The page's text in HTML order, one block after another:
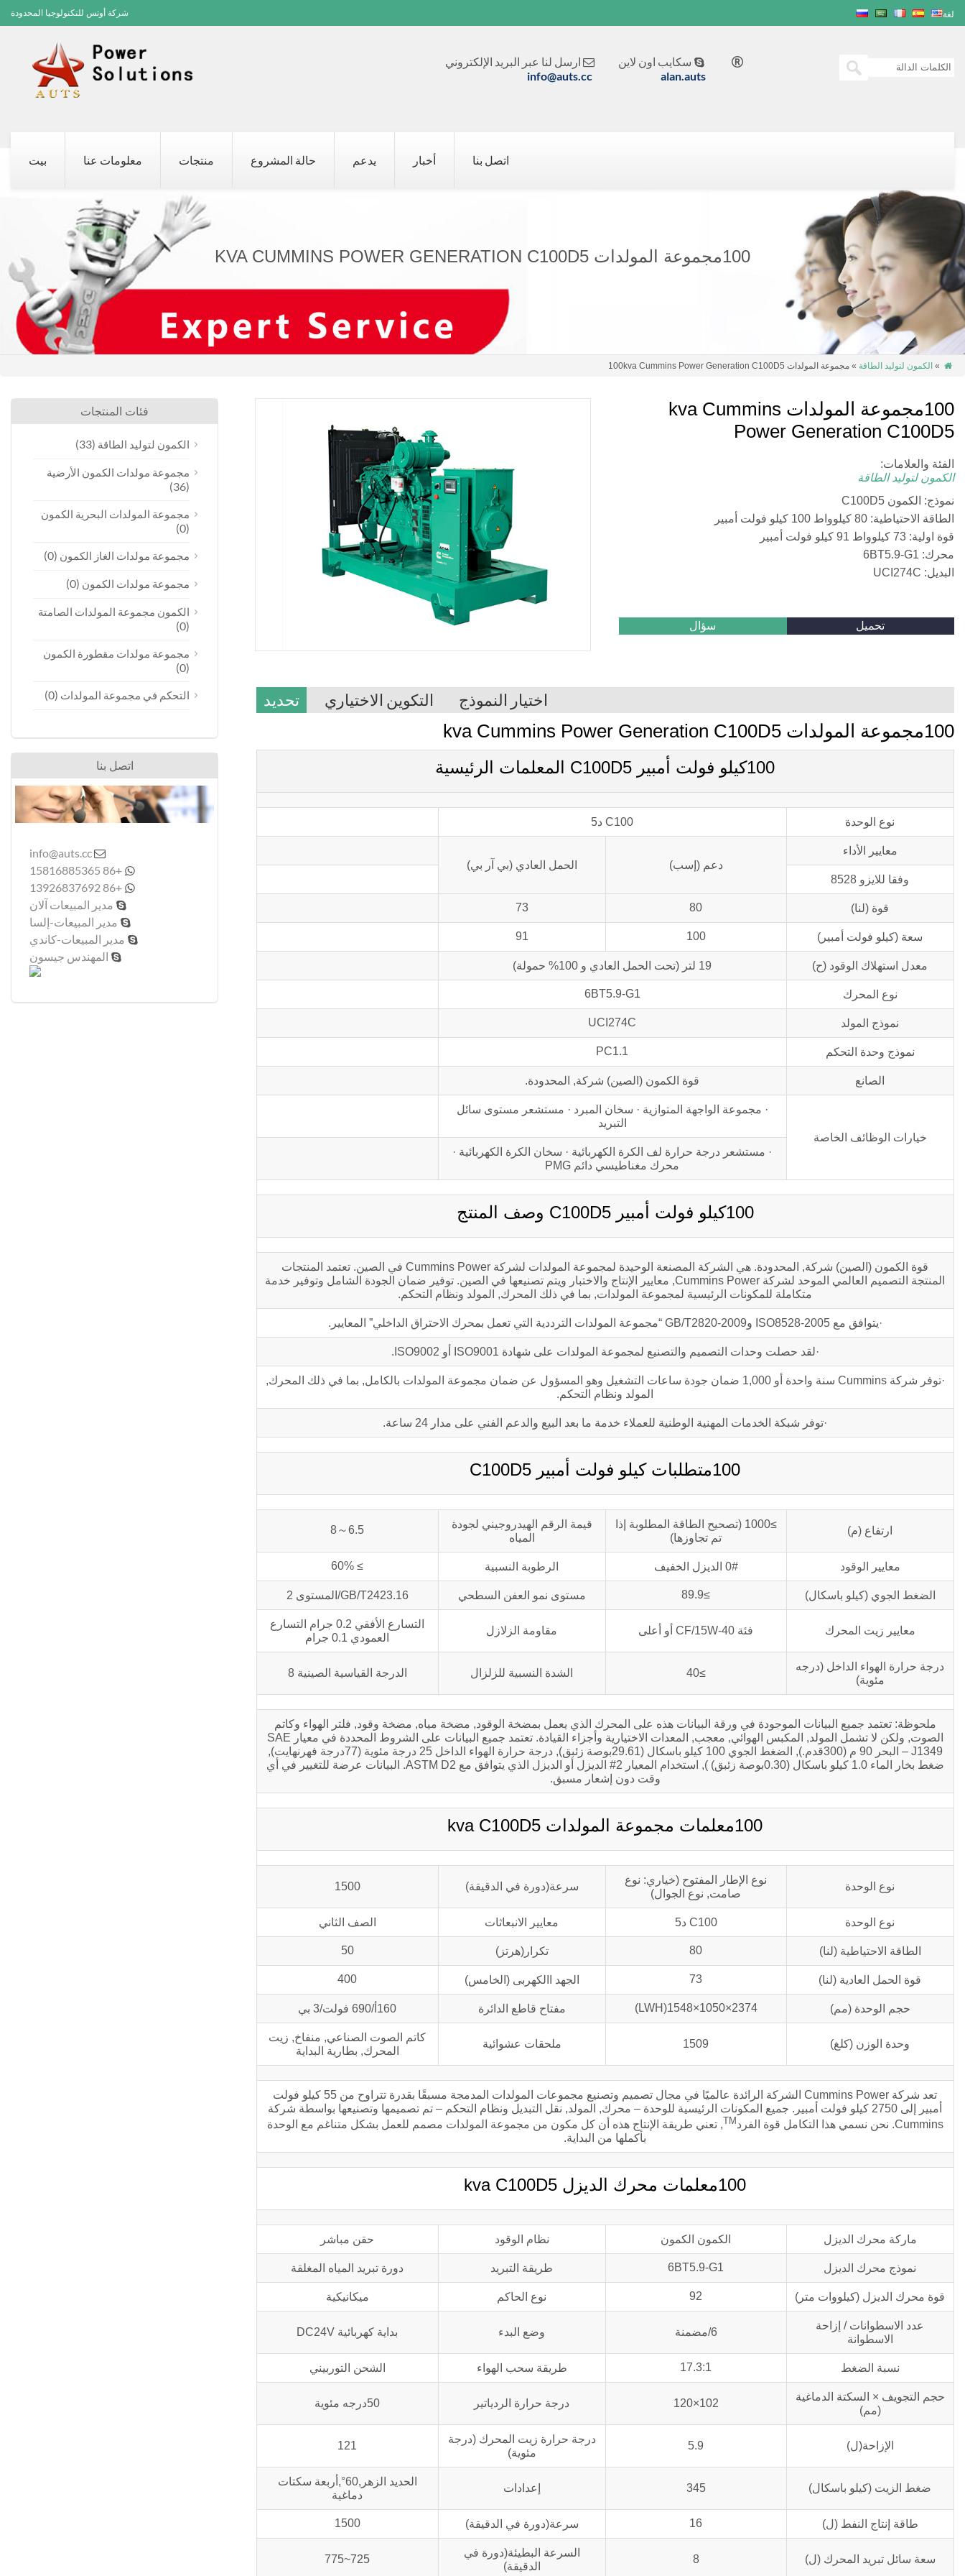
شركة أوتس للتكنولوجيا المحدودة لغة
 ارسل لنا عبر البريد الإلكتروني
info@auts.cc
 سكايب اون لاين
alan.auts

بيت معلومات عنا منتجات حالة المشروع يدعم أخبار اتصل بنا
100مجموعة المولدات KVA CUMMINS POWER GENERATION C100D5

» الكمون لتوليد الطاقة » مجموعة المولدات 100kva Cummins Power Generation C100D5
100مجموعة المولدات kva Cummins
Power Generation C100D5
الفئة والعلامات:
الكمون لتوليد الطاقة
نموذج: الكمون C100D5
الطاقة الاحتياطية: 80 كيلوواط 100 كيلو فولت أمبير
قوة اولية: 73 كيلوواط 91 كيلو فولت أمبير
محرك: 6BT5.9-G1
البديل: UCI274C
تحميل سؤال
تحديد التكوين الاختياري اختيار النموذج
100مجموعة المولدات kva Cummins Power Generation C100D5
100كيلو فولت أمبير C100D5 المعلمات الرئيسية
نوع الوحدة C100 د5
معايير الأداء
دعم (إسب)
الحمل العادي (بي آر بي)
وفقا للايزو 8528
قوة (لنا) 80
73
سعة (كيلو فولت أمبير) 100
91
معدل استهلاك الوقود (ح) 19 لتر (تحت الحمل العادي و 100% حمولة)
نوع المحرك 6BT5.9-G1
نموذج المولد UCI274C
نموذج وحدة التحكم PC1.1
الصانع قوة الكمون (الصين) شركة, المحدودة.
خيارات الوظائف الخاصة
· مجموعة الواجهة المتوازية · سخان المبرد · مستشعر مستوى سائل
التبريد
· مستشعر درجة حرارة لف الكرة الكهربائية · سخان الكرة الكهربائية ·
محرك مغناطيسي دائم PMG
100كيلو فولت أمبير C100D5 وصف المنتج
قوة الكمون (الصين) شركة, المحدودة. هي الشركة المصنعة الوحيدة لمجموعة المولدات لشركة Cummins Power في الصين. تعتمد المنتجات
المنتجة التصميم العالمي الموحد لشركة Cummins Power, معايير الإنتاج والاختبار ويتم تصنيعها في الصين. توفير ضمان الجودة الشامل وتوفير خدمة
متكاملة للمكونات الرئيسية لمجموعة المولدات, بما في ذلك المحرك, المولد ونظام التحكم.
·يتوافق مع ISO8528-2005 وGB/T2820-2009 “مجموعة المولدات الترددية التي تعمل بمحرك الاحتراق الداخلي” المعايير.
·لقد حصلت وحدات التصميم والتصنيع لمجموعة المولدات على شهادة ISO9001 أو ISO9002.
·توفر شركة Cummins سنة واحدة أو 1,000 ضمان جودة ساعات التشغيل وهو المسؤول عن ضمان مجموعة المولدات بالكامل, بما في ذلك المحرك,
المولد ونظام التحكم.
·توفر شبكة الخدمات المهنية الوطنية للعملاء خدمة ما بعد البيع والدعم الفني على مدار 24 ساعة.
100متطلبات كيلو فولت أمبير C100D5
ارتفاع (م)
≥1000 (تصحيح الطاقة المطلوبة إذا
تم تجاوزها)
قيمة الرقم الهيدروجيني لجودة
المياه
6.5～8
معايير الوقود 0# الديزل الخفيف الرطوبة النسبية ≥ 60%
الضغط الجوي (كيلو باسكال) ≥89.9 مستوى نمو العفن السطحي GB/T2423.16/المستوى 2
معايير زيت المحرك فئة CF/15W-40 أو أعلى مقاومة الزلازل
التسارع الأفقي 0.2 جرام التسارع
العمودي 0.1 جرام
درجة حرارة الهواء الداخل (درجه
مئوية)
≥40 الشدة النسبية للزلزال الدرجة القياسية الصينية 8
ملحوظة: تعتمد جميع البيانات الموجودة في ورقة البيانات هذه على المحرك الذي يعمل بمضخة الوقود, مضخة مياه, مضخة وقود, فلتر الهواء وكاتم
الصوت, ولكن لا تشمل المولد, المكبس الهوائي, معجب, المعدات الاختيارية وأجزاء القيادة. تعتمد جميع البيانات على الشروط المحددة في معيار SAE
J1349 – البحر 90 م (300قدم.), الضغط الجوي 100 كيلو باسكال (29.61بوصة زئبق), درجة حرارة الهواء الداخل 25 درجة مئوية (77درجة فهرنهايت),
ضغط بخار الماء 1.0 كيلو باسكال (0.30بوصة زئبق) ), استخدام المعيار 2# الديزل أو الديزل الذي يتوافق مع ASTM D2. البيانات عرضة للتغيير في أي
وقت دون إشعار مسبق.
100معلمات مجموعة المولدات kva C100D5
نوع الوحدة
نوع الإطار المفتوح (خياري: نوع
صامت, نوع الجوال)
سرعة(دورة في الدقيقة) 1500
نوع الوحدة C100 د5 معايير الانبعاثات الصف الثاني
الطاقة الاحتياطية (لنا) 80 تكرار(هرتز) 50
قوة الحمل العادية (لنا) 73 الجهد االكهربى (الخامس) 400
حجم الوحدة (مم) 2374×1050×1548(LWH) مفتاح قاطع الدائرة 160أ/690 فولت/3 بي
وحدة الوزن (كلغ) 1509 ملحقات عشوائية
كاتم الصوت الصناعي, منفاخ, زيت
المحرك, بطارية البداية
تعد شركة Cummins Power الشركة الرائدة عالميًا في مجال تصميم وتصنيع مجموعات المولدات المدمجة مسبقًا بقدرة تتراوح من 55 كيلو فولت
أمبير إلى 2750 كيلو فولت أمبير. جميع المكونات الرئيسية للوحدة – محرك, المولد, نقل التبديل ونظام التحكم – تم تصميمها وتصنيعها بواسطة شركة
Cummins. نحن نسمي هذا التكامل قوة الفرد
TM, تعني طريقة الإنتاج هذه أن كل مكون من مجموعة المولدات مصمم للعمل بشكل متناغم مع الوحدة
بأكملها من البداية.
100معلمات محرك الديزل kva C100D5
ماركة محرك الديزل الكمون الكمون نظام الوقود حقن مباشر
نموذج محرك الديزل 6BT5.9-G1 طريقة التبريد دورة تبريد المياه المغلقة
قوة محرك الديزل (كيلووات متر) 92 نوع الحاكم ميكانيكية
عدد الاسطوانات / إزاحة
الاسطوانة
6/مضمنة وضع البدء بداية كهربائية DC24V
نسبة الضغط 17.3:1 طريقة سحب الهواء الشحن التوربيني
حجم التجويف × السكتة الدماغية
(مم)
102×120 درجة حرارة الردياتير 50درجه مئوية
الإزاحة(ل) 5.9
درجة حرارة زيت المحرك (درجة
مئوية)
121
ضغط الزيت (كيلو باسكال) 345 إعدادات
الحديد الزهر,60°,أربعة سكتات
دماغية
طاقة إنتاج النفط (ل) 16 سرعة(دورة في الدقيقة) 1500
سعة سائل تبريد المحرك (ل) 8
السرعة البطيئة(دورة في
الدقيقة)
725~775
فئات المنتجات
الكمون لتوليد الطاقة (33)
مجموعة مولدات الكمون الأرضية
(36)
مجموعة المولدات البحرية الكمون
(0)
مجموعة مولدات الغاز الكمون (0)
مجموعة مولدات الكمون (0)
الكمون مجموعة المولدات الصامتة
(0)
مجموعة مولدات مقطورة الكمون
(0)
التحكم في مجموعة المولدات (0)
اتصل بنا

info@auts.cc

+86 15816885365

+86 13926837692
 مدير المبيعات آلان
 مدير المبيعات-إلسا
 مدير المبيعات-كاندي
 المهندس جيسون